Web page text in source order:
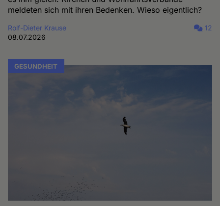
meldeten sich mit ihren Bedenken. Wieso eigentlich?
Rolf-Dieter Krause
08.07.2026
12
GESUNDHEIT